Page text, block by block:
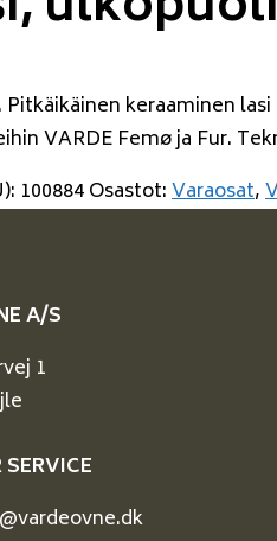
keraaminen
VARDE Femø ja Fur.
100884Osastot:Varaosat,
A/S
1